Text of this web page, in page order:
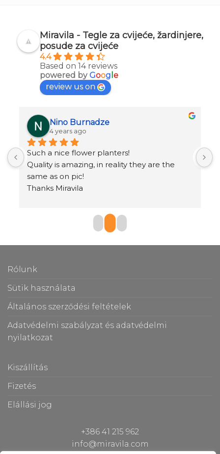
Miravila - Tegle za cvijeće, žardinjere,
posude za cvijeće
4.4
Based on 14 reviews
powered byGoog e
review us on
Nino Burnadze
4 years ago
Such a nice flower planters!
Quality is amazing, in reality they are the
same as on pic!
Thanks Miravila
Rólunk
Sütik használata
Általános szerződési feltételek
Adatvédelmi szabályzat és adatvédelmi
nyilatkozat
Kiszállítás
Fizetés
Elállási jog
+386 41 215 962
info@miravila.com